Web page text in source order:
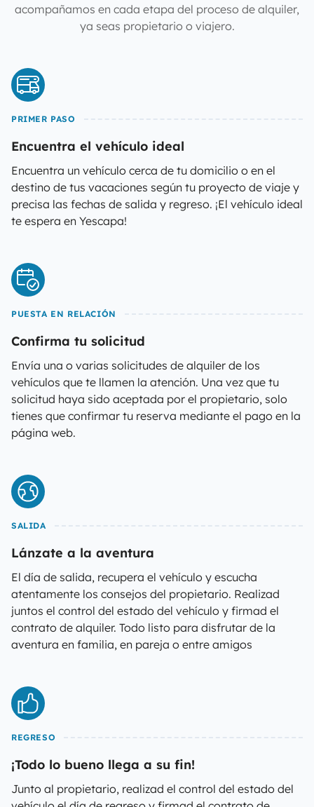
acompañamos en cada etapa del proceso de alquiler,
ya seas propietario o viajero.
PRIMER PASO
Encuentra el vehículo ideal
Encuentra un vehículo cerca de tu domicilio o en el
destino de tus vacaciones según tu proyecto de viaje y
precisa las fechas de salida y regreso. ¡El vehículo ideal
te espera en Yescapa!
PUESTA EN RELACIÓN
Confirma tu solicitud
Envía una o varias solicitudes de alquiler de los
vehículos que te llamen la atención. Una vez que tu
solicitud haya sido aceptada por el propietario, solo
tienes que confirmar tu reserva mediante el pago en la
página web.
SALIDA
Lánzate a la aventura
El día de salida, recupera el vehículo y escucha
atentamente los consejos del propietario. Realizad
juntos el control del estado del vehículo y firmad el
contrato de alquiler. Todo listo para disfrutar de la
aventura en familia, en pareja o entre amigos
REGRESO
¡Todo lo bueno llega a su fin!
Junto al propietario, realizad el control del estado del